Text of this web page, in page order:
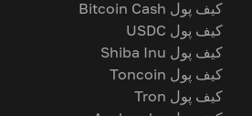
کیف پول Bitcoin Cash
کیف پول USDC
کیف پول Shiba Inu
کیف پول Toncoin
کیف پول Tron